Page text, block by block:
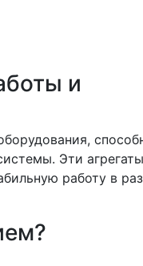
и
Эти агрегаты
работу в